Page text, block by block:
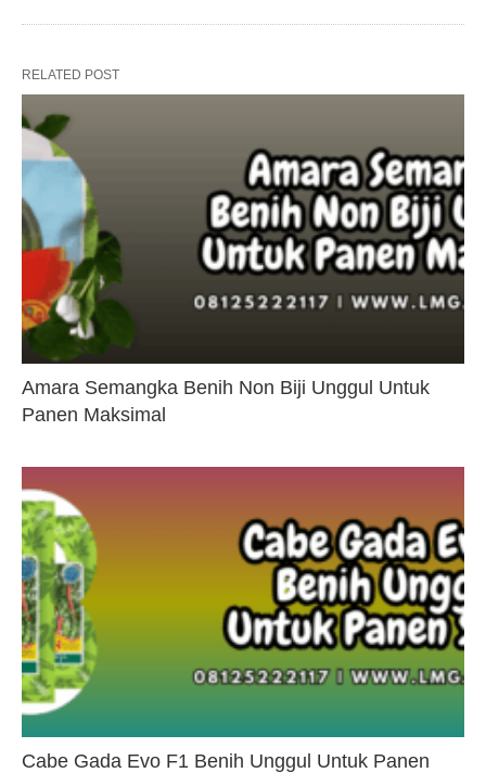
RELATED POST
Amara Semangka Benih Non Biji Unggul Untuk
Panen Maksimal
Cabe Gada Evo F1 Benih Unggul Untuk Panen